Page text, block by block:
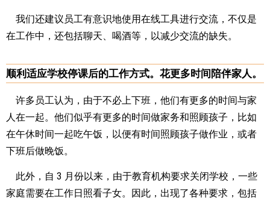
我们还建议员工有意识地使用在线工具进行交流，不仅是
在工作中，还包括聊天、喝酒等，以减少交流的缺失。
顺利适应学校停课后的工作方式。花更多时间陪伴家人。
许多员工认为，由于不必上下班，他们有更多的时间与家
人在一起。他们似乎有更多的时间做家务和照顾孩子，比如
在午休时间一起吃午饭，以便有时间照顾孩子做作业，或者
下班后做晚饭。
此外，自 3 月份以来，由于教育机构要求关闭学校，一些
家庭需要在工作日照看子女。因此，出现了各种要求，包括